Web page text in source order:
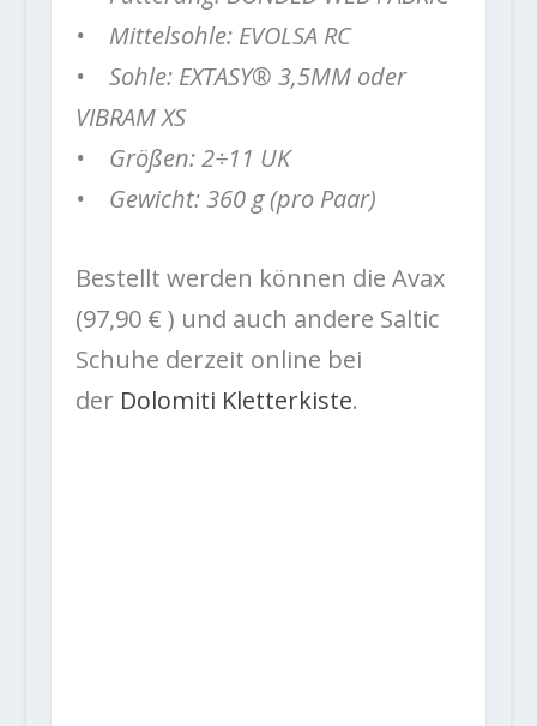
• Mittelsohle: EVOLSA RC
• Sohle: EXTASY® 3,5MM oder
VIBRAM XS
• Größen: 2÷11 UK
• Gewicht: 360 g (pro Paar)
Bestellt werden können die Avax
(97,90 € ) und auch andere Saltic
Schuhe derzeit online bei
der Dolomiti Kletterkiste.